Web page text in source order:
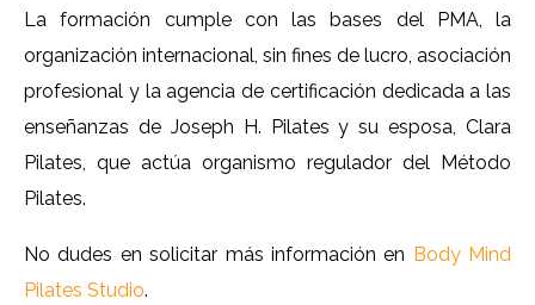
La formación cumple con las bases del PMA, la
organización internacional, sin fines de lucro, asociación
profesional y la agencia de certificación dedicada a las
enseñanzas de Joseph H. Pilates y su esposa, Clara
Pilates, que actúa organismo regulador del Método
Pilates.
No dudes en solicitar más información en Body Mind
Pilates Studio.